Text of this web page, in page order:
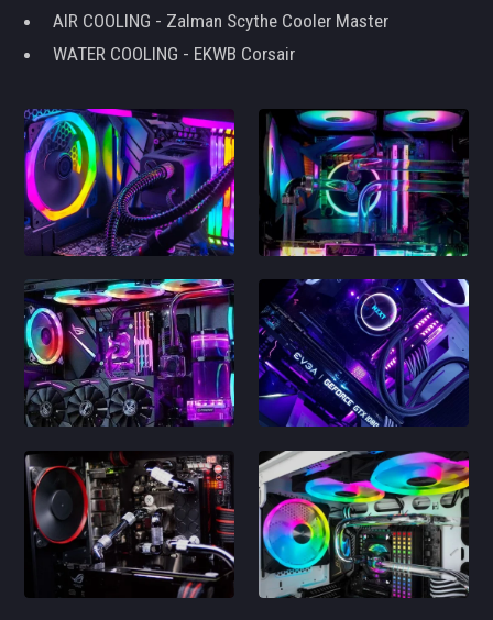
AIR COOLING - Zalman Scythe Cooler Master
WATER COOLING - EKWB Corsair